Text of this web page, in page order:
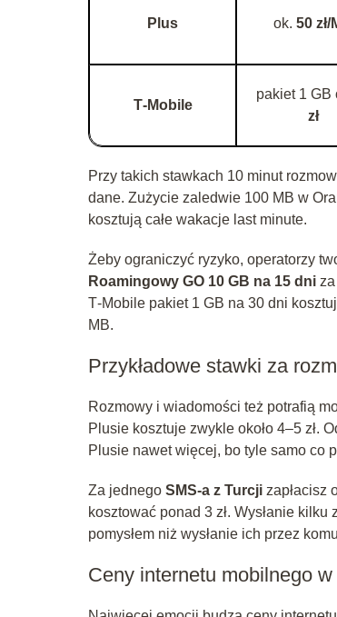
Plus ok. 50 zł/
T‑Mobile
pakiet 1 GB
zł
Przy takich stawkach 10 minut
dane. Zużycie zaledwie 100 MB w
kosztują całe wakacje last minute.
Żeby ograniczyć ryzyko, operatorzy
Roamingowy GO 10 GB na 15 dni
T‑Mobile pakiet 1 GB na 30 dni
MB.
Przykładowe stawki za
Rozmowy i wiadomości też potrafią
Plusie kosztuje zwykle około 4–5 zł.
Plusie nawet więcej, bo tyle samo co
Za jednego SMS-a z Turcji zapłacisz
kosztować ponad 3 zł. Wysłanie
pomysłem niż wysłanie ich przez
Ceny internetu mobilnego w